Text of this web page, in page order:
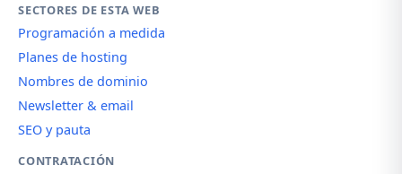
SECTORES DE ESTA WEB
Programación a medida
Planes de hosting
Nombres de dominio
Newsletter & email
SEO y pauta
CONTRATACIÓN